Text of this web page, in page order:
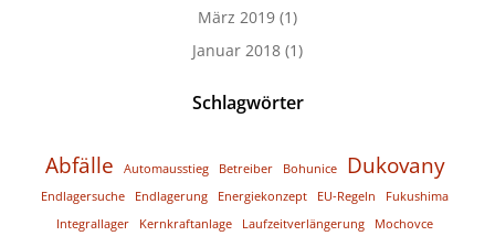
März 2019 (1)
Januar 2018 (1)
Schlagwörter
Abfälle Automausstieg Betreiber Bohunice Dukovany
Endlagersuche Endlagerung Energiekonzept EU-Regeln
Fukushima
Integrallager
Kernkraftanlage Laufzeitverlängerung Mochovce